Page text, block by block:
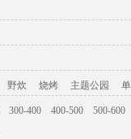
野炊 烧烤 主题公园
300-400 400-500
500-600